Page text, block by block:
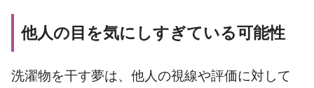
他人の目を気にしすぎている可能性
洗濯物を干す夢は、他人の視線や評価に対して